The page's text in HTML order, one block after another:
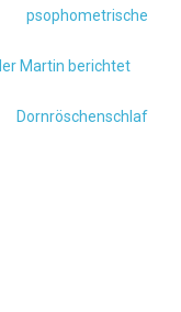
Martin berichtet